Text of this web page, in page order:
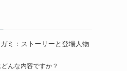
ミ：ストーリーと登場人物
んな内容ですか？